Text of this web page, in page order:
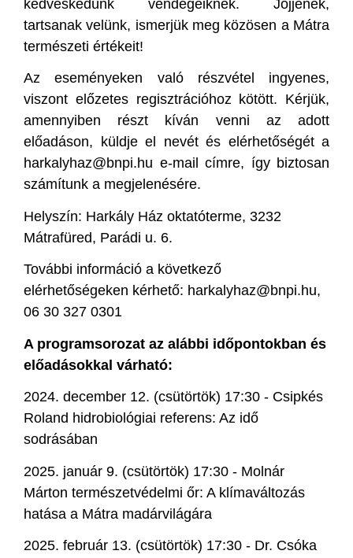
kedveskedünk vendégeiknek. Jöjjenek,
tartsanak velünk, ismerjük meg közösen a Mátra
természeti értékeit!
Az eseményeken való részvétel ingyenes,
viszont előzetes regisztrációhoz kötött. Kérjük,
amennyiben részt kíván venni az adott
előadáson, küldje el nevét és elérhetőségét a
harkalyhaz@bnpi.hu e-mail címre, így biztosan
számítunk a megjelenésére.
Helyszín: Harkály Ház oktatóterme, 3232
Mátrafüred, Parádi u. 6.
További információ a következő
elérhetőségeken kérhető: harkalyhaz@bnpi.hu,
06 30 327 0301
A programsorozat az alábbi időpontokban és
előadásokkal várható:
2024. december 12. (csütörtök) 17:30 - Csipkés
Roland hidrobiológiai referens: Az idő
sodrásában
2025. január 9. (csütörtök) 17:30 - Molnár
Márton természetvédelmi őr: A klímaváltozás
hatása a Mátra madárvilágára
2025. február 13. (csütörtök) 17:30 - Dr. Csóka